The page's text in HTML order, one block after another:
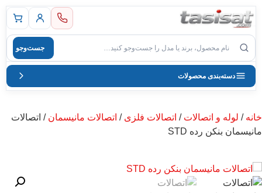
اصلی
جست‌وجو
دسته‌بندی محصولات
خانه / لوله و اتصالات / اتصالات فلزی / اتصالات مانیسمان / اتصالات
مانیسمان بنکن رده STD